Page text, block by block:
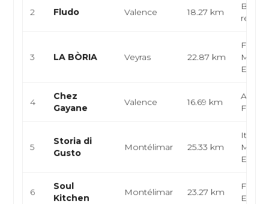
2 Fludo Valence 18.27 km
3 LA BÒRIA Veyras 22.87 km
4
Chez
Gayane
Valence 16.69 km
5
Storia di
Gusto
Montélimar 25.33 km
6
Soul
Kitchen
Montélimar 23.27 km